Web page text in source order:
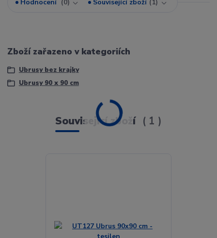
Hodnocení 0 Související zboží 1
Zboží zařazeno v kategoriích
Ubrusy bez krajky
Ubrusy 90 x 90 cm
Související zboží 1